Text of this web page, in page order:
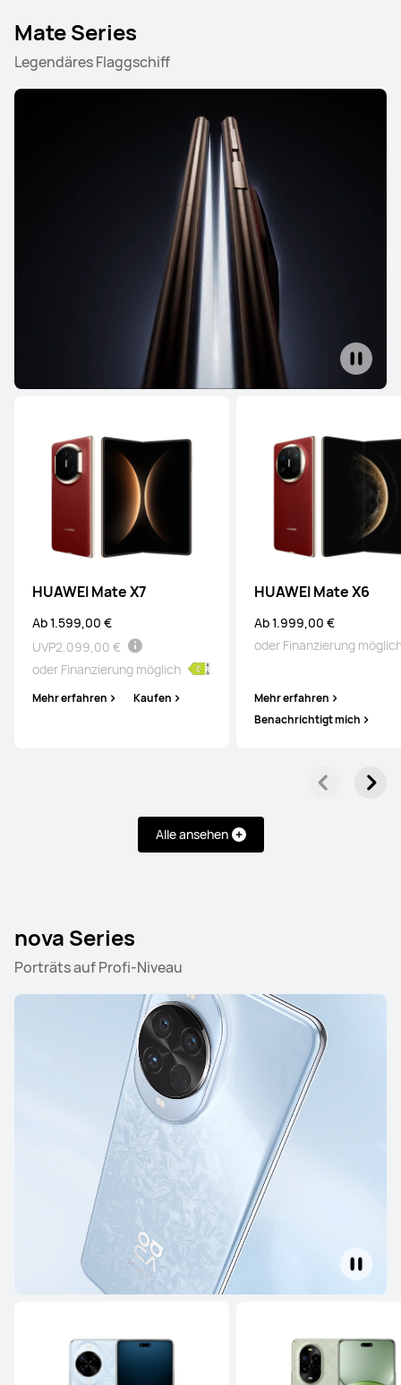
Mate Series
Legendäres Flaggschiff
HUAWEI Mate X7
Ab 1.599,00 €
UVP2.099,00 €
oder Finanzierung möglich
Mehr erfahren Kaufen
HUAWEI Mate X6
Ab 1.999,00 €
oder Finanzierung
Mehr erfahren
Benachrichtigt mich
Alle ansehen
nova Series
Porträts auf Profi-Niveau